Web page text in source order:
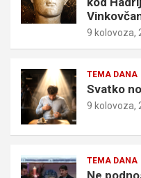
9 kolovoza,
TEMA DANA
Svatko
9 kolovoza,
TEMA DANA